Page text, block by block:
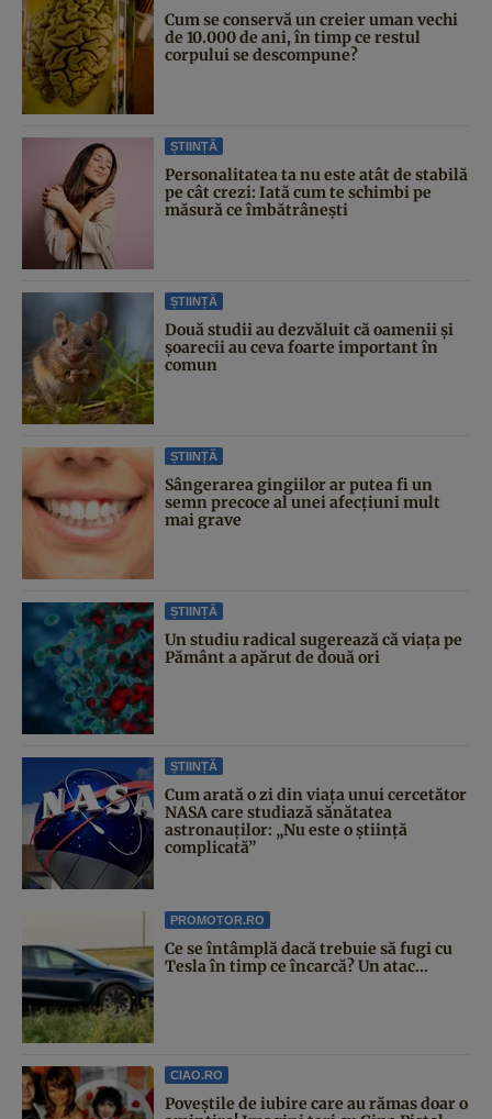
Cum se conservă un creier uman vechi
de 10.000 de ani, în timp ce restul
corpului se descompune?
ȘTIINȚĂ
Personalitatea ta nu este atât de stabilă
pe cât crezi: Iată cum te schimbi pe
măsură ce îmbătrânești
ȘTIINȚĂ
Două studii au dezvăluit că oamenii și
șoarecii au ceva foarte important în
comun
ȘTIINȚĂ
Sângerarea gingiilor ar putea fi un
semn precoce al unei afecțiuni mult
mai grave
ȘTIINȚĂ
Un studiu radical sugerează că viața pe
Pământ a apărut de două ori
ȘTIINȚĂ
Cum arată o zi din viața unui cercetător
NASA care studiază sănătatea
astronauților: „Nu este o știință
complicată”
PROMOTOR.RO
Ce se întâmplă dacă trebuie să fugi cu
Tesla în timp ce încarcă? Un atac...
CIAO.RO
Poveştile de iubire care au rămas doar o